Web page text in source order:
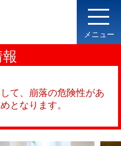
メニュー
て、崩落の危険性があ
となります。